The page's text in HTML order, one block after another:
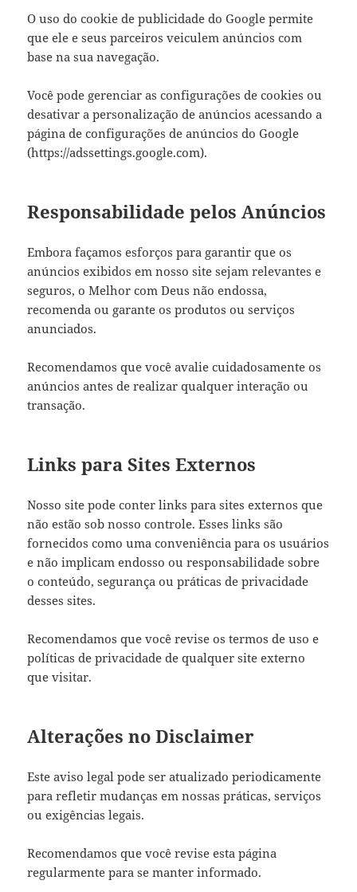
O uso do cookie de publicidade do Google permite
que ele e seus parceiros veiculem anúncios com
base na sua navegação.
Você pode gerenciar as configurações de cookies ou
desativar a personalização de anúncios acessando a
página de configurações de anúncios do Google
(https://adssettings.google.com).
Responsabilidade pelos Anúncios
Embora façamos esforços para garantir que os
anúncios exibidos em nosso site sejam relevantes e
seguros, o Melhor com Deus não endossa,
recomenda ou garante os produtos ou serviços
anunciados.
Recomendamos que você avalie cuidadosamente os
anúncios antes de realizar qualquer interação ou
transação.
Links para Sites Externos
Nosso site pode conter links para sites externos que
não estão sob nosso controle. Esses links são
fornecidos como uma conveniência para os usuários
e não implicam endosso ou responsabilidade sobre
o conteúdo, segurança ou práticas de privacidade
desses sites.
Recomendamos que você revise os termos de uso e
políticas de privacidade de qualquer site externo
que visitar.
Alterações no Disclaimer
Este aviso legal pode ser atualizado periodicamente
para refletir mudanças em nossas práticas, serviços
ou exigências legais.
Recomendamos que você revise esta página
regularmente para se manter informado.